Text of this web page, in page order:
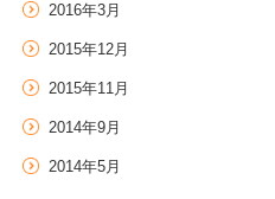
2016年3月
2015年12月
2015年11月
2014年9月
2014年5月